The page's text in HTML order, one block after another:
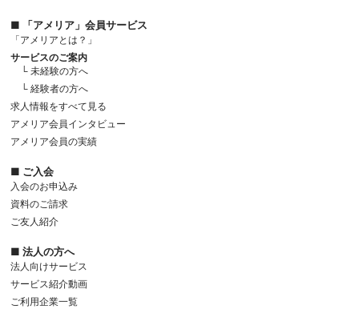
■ 「アメリア」会員サービス
「アメリアとは？」
サービスのご案内
└ 未経験の方へ
└ 経験者の方へ
求人情報をすべて見る
アメリア会員インタビュー
アメリア会員の実績
■ ご入会
入会のお申込み
資料のご請求
ご友人紹介
■ 法人の方へ
法人向けサービス
サービス紹介動画
ご利用企業一覧